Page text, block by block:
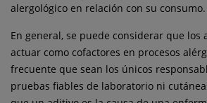
alergológico en relación con su consumo.
En general, se puede considerar que los
actuar como cofactores en procesos
frecuente que sean los únicos
pruebas fiables de laboratorio ni